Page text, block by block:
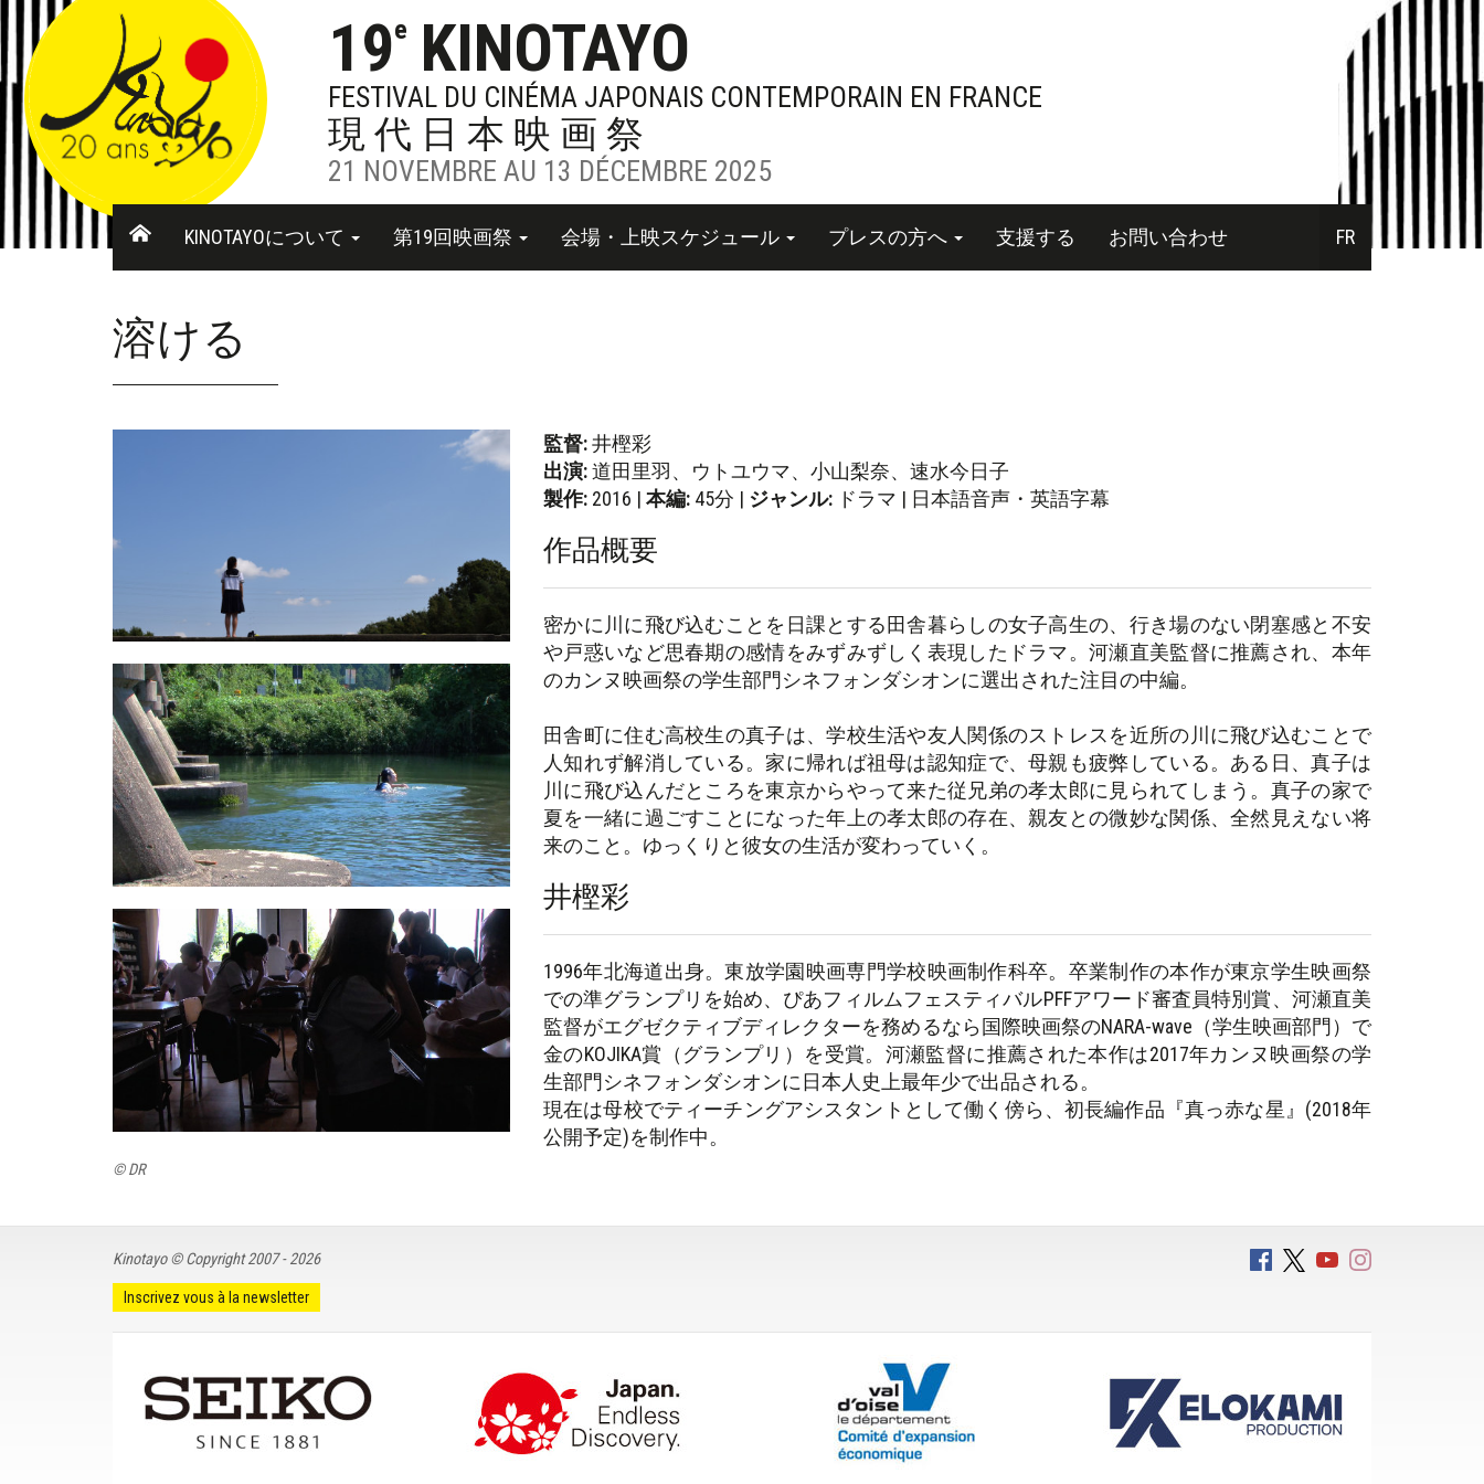
19eKINOTAYO
FESTIVAL DU CINÉMA JAPONAIS CONTEMPORAIN EN FRANCE
現代日本映画祭
21 NOVEMBRE AU 13 DÉCEMBRE 2025
KINOTAYOについて 第19回映画祭 会場・上映スケジュール プレスの方へ 支援する お問い合わせ FR
溶ける
© DR
監督:井樫彩
出演:道田里羽、ウトユウマ、小山梨奈、速水今日子
製作: 2016 | 本編: 45分 | ジャンル: ドラマ | 日本語音声・英語字幕
作品概要
密かに川に飛び込むことを日課とする田舎暮らしの女子高生の、行き場のない閉塞感と不安
や戸惑いなど思春期の感情をみずみずしく表現したドラマ。河瀬直美監督に推薦され、本年
のカンヌ映画祭の学生部門シネフォンダシオンに選出された注目の中編。
田舎町に住む高校生の真子は、学校生活や友人関係のストレスを近所の川に飛び込むことで
人知れず解消している。家に帰れば祖母は認知症で、母親も疲弊している。ある日、真子は
川に飛び込んだところを東京からやって来た従兄弟の孝太郎に見られてしまう。真子の家で
夏を一緒に過ごすことになった年上の孝太郎の存在、親友との微妙な関係、全然見えない将
来のこと。ゆっくりと彼女の生活が変わっていく。
井樫彩
1996年北海道出身。東放学園映画専門学校映画制作科卒。卒業制作の本作が東京学生映画祭
での準グランプリを始め、ぴあフィルムフェスティバルPFFアワード審査員特別賞、河瀬直美
監督がエグゼクティブディレクターを務めるなら国際映画祭のNARA-wave（学生映画部門）で
金のKOJIKA賞（グランプリ）を受賞。河瀬監督に推薦された本作は2017年カンヌ映画祭の学
生部門シネフォンダシオンに日本人史上最年少で出品される。
現在は母校でティーチングアシスタントとして働く傍ら、初長編作品『真っ赤な星』(2018年
公開予定)を制作中。
Kinotayo © Copyright 2007 - 2026
Inscrivez vous à la newsletter